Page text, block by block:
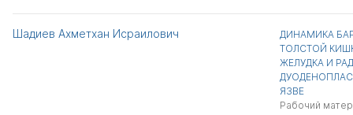
Шадиев Ахметхан Исраилович
ДИНАМИКА
ТОЛСТОЙ
ЖЕЛУДКА И
ЯЗВЕ
Рабочий